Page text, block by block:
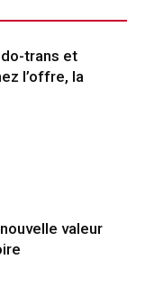
trans et
l’offre, la
valeur